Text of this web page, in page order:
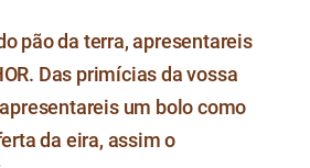
pão da terra, apresentareis
Das primícias da vossa
um bolo como
da eira, assim o